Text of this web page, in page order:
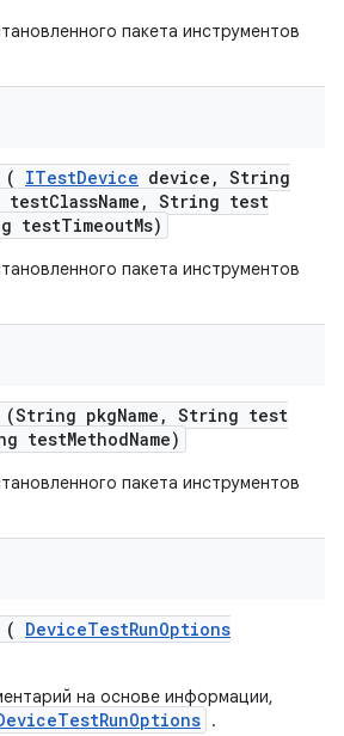
пакета инструментов
( ITestDevice device , String
testClassName , String test
testTimeoutMs)
пакета инструментов
(String pkgName , String test
testMethodName)
пакета инструментов
( DeviceTestRunOptions
на основе информации,
.